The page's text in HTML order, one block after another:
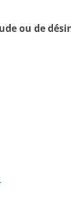
ou de
.